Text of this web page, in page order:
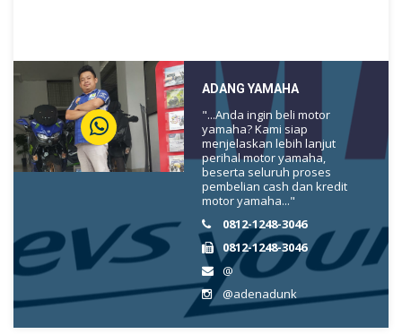
ADANG YAMAHA
"...Anda ingin beli motor
yamaha? Kami siap
menjelaskan lebih lanjut
perihal motor yamaha,
beserta seluruh proses
pembelian cash dan kredit
motor yamaha..."
0812-1248-3046
0812-1248-3046
@
@adenadunk